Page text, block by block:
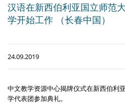
汉语在新西伯利亚国立师范
学开始工作 （长春中国）
24.09.2019
中文教学资源中心揭牌仪式在新西伯利
学代表团参加典礼。